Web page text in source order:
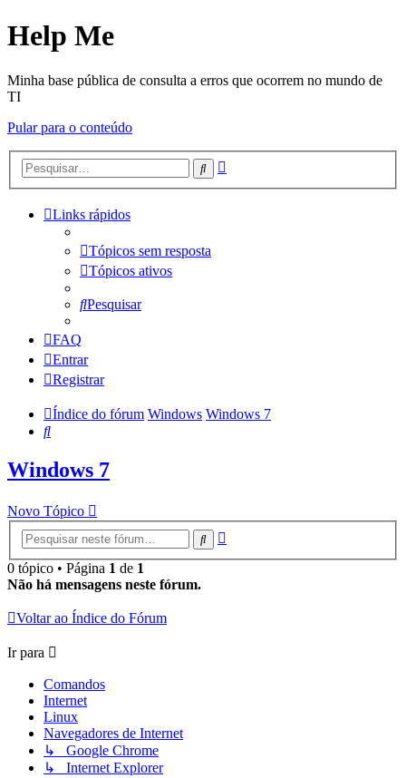
Help Me
Minha base pública de consulta a erros que ocorrem no mundo de
TI
Pular para o conteúdo
Pesquisar
Links rápidos
Tópicos sem resposta
Tópicos ativos
Pesquisar
FAQ
Entrar
Registrar
Índice do fórum Windows Windows 7
Pesquisar
Windows 7
Novo Tópico
Pesquisar
0 tópico • Página 1 de 1
Não há mensagens neste fórum.
Voltar ao Índice do Fórum
Ir para
Comandos
Internet
Linux
Navegadores de Internet
↳ Google Chrome
↳ Internet Explorer